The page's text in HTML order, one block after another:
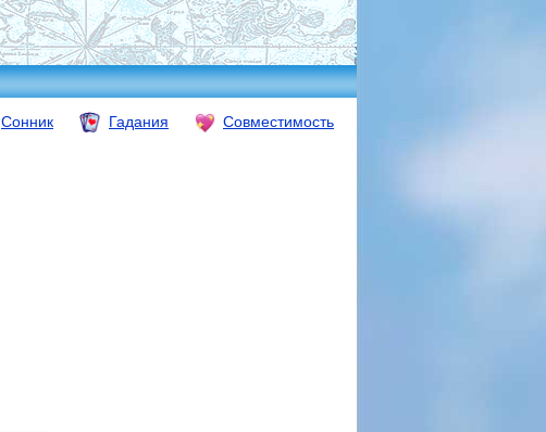
Сонник Гадания Совместимость